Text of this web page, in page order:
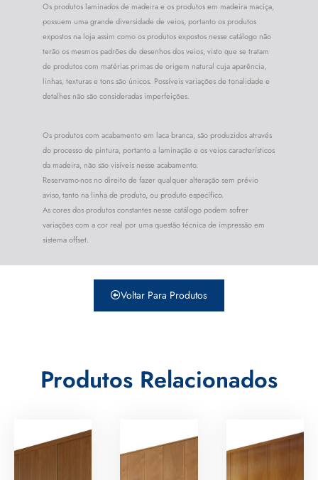
Os produtos laminados de madeira e os produtos em madeira maciça,
possuem uma grande diversidade de veios, portanto os produtos
expostos na loja assim como os produtos expostos nesse catálogo não
terão os mesmos padrões de desenhos dos veios, visto que se tratam
de produtos com matérias primas de origem natural cuja aparência,
linhas, texturas e tons são únicos. Possíveis variações de tonalidade e
detalhes não são consideradas imperfeições.
Os produtos com acabamento em laca branca, são produzidos através
do processo de pintura, portanto a laminação e os veios característicos
da madeira, não são visíveis nesse acabamento.
Reservamo-nos no direito de fazer qualquer alteração sem prévio
aviso, tanto na linha de produto, ou produto específico.
As cores dos produtos constantes nesse catálogo podem sofrer
variações com a cor real por uma questão técnica de impressão em
sistema offset.
Voltar Para Produtos
Produtos Relacionados